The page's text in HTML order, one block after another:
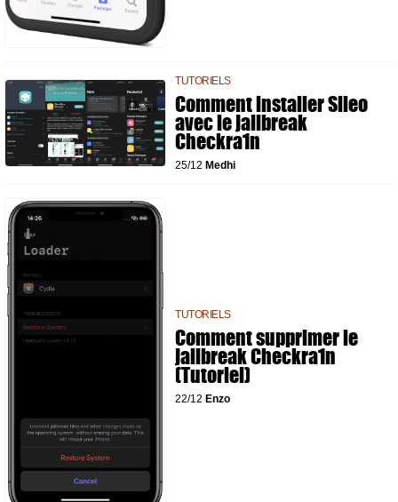
TUTORIELS
Comment installer Sileo
avec le jailbreak
Checkra1n
25/12 Medhi
TUTORIELS
Comment supprimer le
jailbreak Checkra1n
(Tutoriel)
22/12 Enzo